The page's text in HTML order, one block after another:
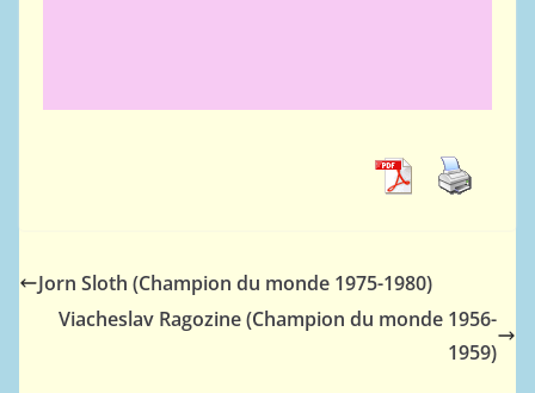
Jorn Sloth (Champion du monde 1975-1980)
Viacheslav Ragozine (Champion du monde 1956-
1959)